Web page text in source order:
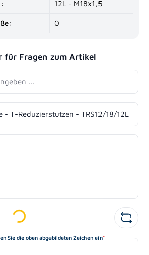
12L - M18x1,5
0
Fragen zum Artikel
Loading...
Sie die oben abgebildeten Zeichen ein*